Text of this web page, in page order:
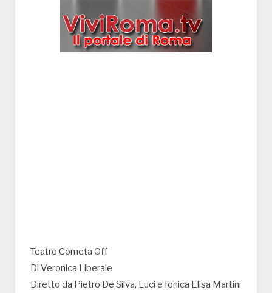
Teatro Cometa Off
Di Veronica Liberale
Diretto da Pietro De Silva, Luci e fonica Elisa Martini